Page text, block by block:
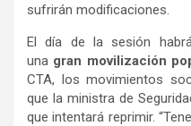
sufrirán modificaciones.
El día de la sesión
una gran movilización
CTA, los movimientos
que la ministra de
que intentará reprimir.